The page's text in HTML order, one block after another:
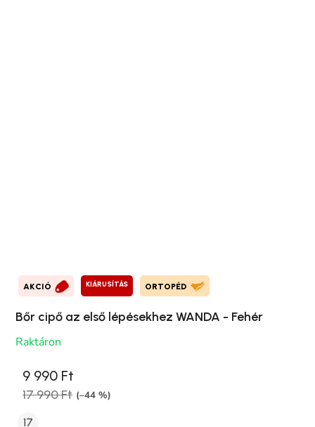
AKCIÓ KIÁRUSÍTÁS ORTOPÉD
Bőr cipő az első lépésekhez WANDA - Fehér
Raktáron
9 990 Ft
17 990 Ft (–44 %)
17